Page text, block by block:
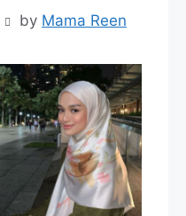
by Mama Reen